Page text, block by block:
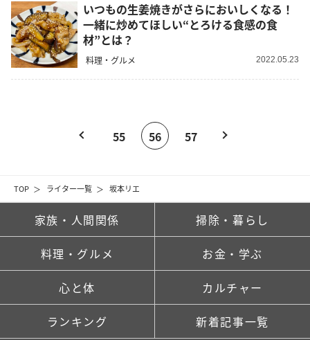
TOP ライター一覧 坂本リエ
いつもの生姜焼きがさらにおいしくなる！
一緒に炒めてほしい“とろける食感の食
材”とは？
料理・グルメ 2022.05.23
55 56 57
家族・人間関係 掃除・暮らし
料理・グルメ お金・学ぶ
心と体 カルチャー
ランキング 新着記事一覧